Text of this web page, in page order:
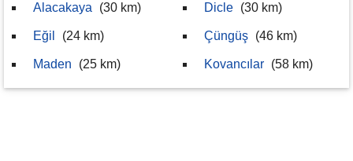
Alacakaya (30 km)
Eğil (24 km)
Maden (25 km)
Dicle (30 km)
Çüngüş (46 km)
Kovancılar (58 km)